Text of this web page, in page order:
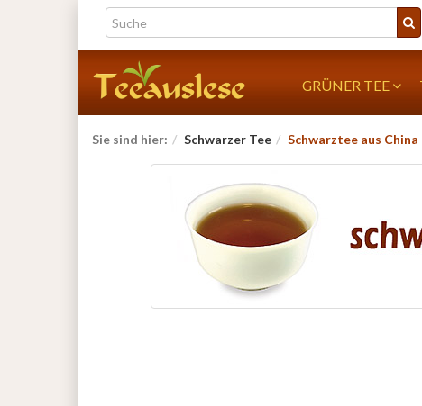
GRÜNER TEE
Sie sind hier: Schwarzer Tee Schwarztee aus China